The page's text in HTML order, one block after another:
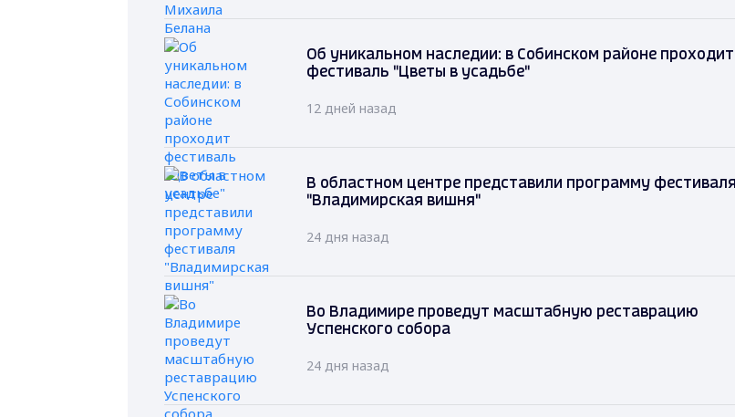
Об уникальном наследии: в Собинском районе проходит
фестиваль "Цветы в усадьбе"
12 дней назад
В областном центре представили программу фестиваля
"Владимирская вишня"
24 дня назад
Во Владимире проведут масштабную реставрацию
Успенского собора
24 дня назад